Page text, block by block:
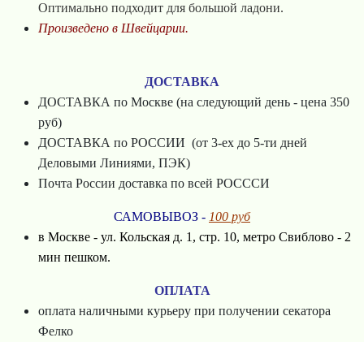
Оптимально подходит для большой ладони.
Произведено в Швейцарии.
ДОСТАВКА
ДОСТАВКА по Москве (на следующий день - цена 350
руб)
ДОСТАВКА по РОССИИ (от 3-ех до 5-ти дней
Деловыми Линиями, ПЭК)
Почта России доставка по всей РОСССИ
САМОВЫВОЗ - 100 руб
в Москве - ул. Кольская д. 1, стр. 10, метро Свиблово - 2
мин пешком.
ОПЛАТА
оплата наличными курьеру при получении секатора
Фелко